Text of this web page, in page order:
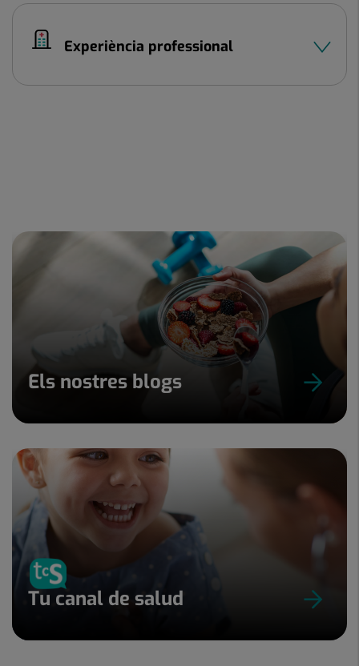
Experiència professional
Els nostres blogs
Tu canal de salud